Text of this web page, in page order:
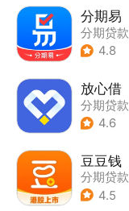
分期易
分期贷款
4.8
放心借
分期贷款
4.6
豆豆钱
分期贷款
4.5